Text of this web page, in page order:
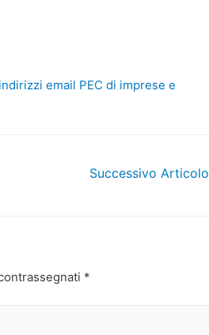
email PEC di imprese e
Successivo Articolo
*